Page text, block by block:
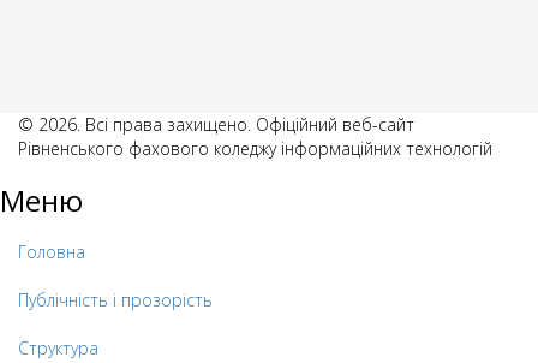
© 2026. Всі права захищено. Офіційний веб-сайт
Рівненського фахового коледжу інформаційних технологій
Меню
Головна
Публічність і прозорість
Структура